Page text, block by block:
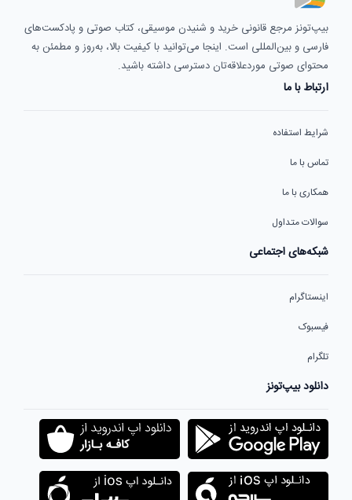
بیپ‌تونز مرجع قانونی خرید و شنیدن موسیقی، کتاب صوتی و پادکست‌های
فارسی و بین‌المللی است. اینجا می‌توانید با کیفیت بالا، به‌روز و مطمئن به
محتوای صوتی موردعلاقه‌تان دسترسی داشته باشید.
ارتباط با ما
شرایط استفاده
تماس با ما
همکاری با ما
سوالات متداول
شبکه‌های اجتماعی
اینستاگرام
فیسبوک
تلگرام
دانلود بیپ‌تونز